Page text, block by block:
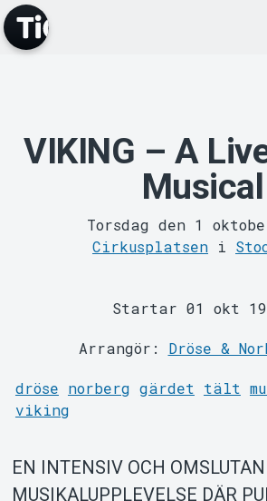
VIKING – A
Musical
Torsdag den 1
Cirkusplatsen i
Startar 01 okt
Arrangör: Dröse &
dröse norberg gärdet tält
viking
EN INTENSIV OCH
MUSIKALUPPLEVELSE DÄR